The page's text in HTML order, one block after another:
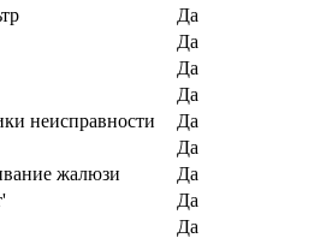
Да
Да
Да
Да
неисправности
Да
Да
жалюзи
Да
Да
Да